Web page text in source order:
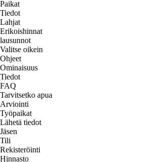
Paikat
Tiedot
Lahjat
Erikoishinnat
lausunnot
Valitse oikein
Ohjeet
Ominaisuus
Tiedot
FAQ
Tarvitsetko apua
Arviointi
Työpaikat
Lähetä tiedot
Jäsen
Tili
Rekisteröinti
Hinnasto